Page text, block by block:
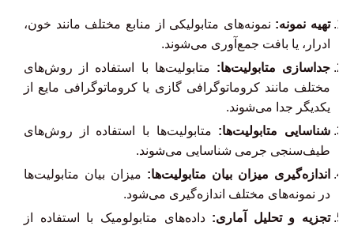
تهیه نمونه: نمونه‌های متابولیکی از منابع مختلف مانند خون،
ادرار، یا بافت جمع‌آوری می‌شوند.
جداسازی متابولیت‌ها: متابولیت‌ها با استفاده از روش‌های
مختلف مانند کروماتوگرافی گازی یا کروماتوگرافی مایع از
یکدیگر جدا می‌شوند.
شناسایی متابولیت‌ها: متابولیت‌ها با استفاده از روش‌های
طیف‌سنجی جرمی شناسایی می‌شوند.
اندازه‌گیری میزان بیان متابولیت‌ها: میزان بیان متابولیت‌ها
در نمونه‌های مختلف اندازه‌گیری می‌شود.
تجزیه و تحلیل آماری: داده‌های متابولومیک با استفاده از